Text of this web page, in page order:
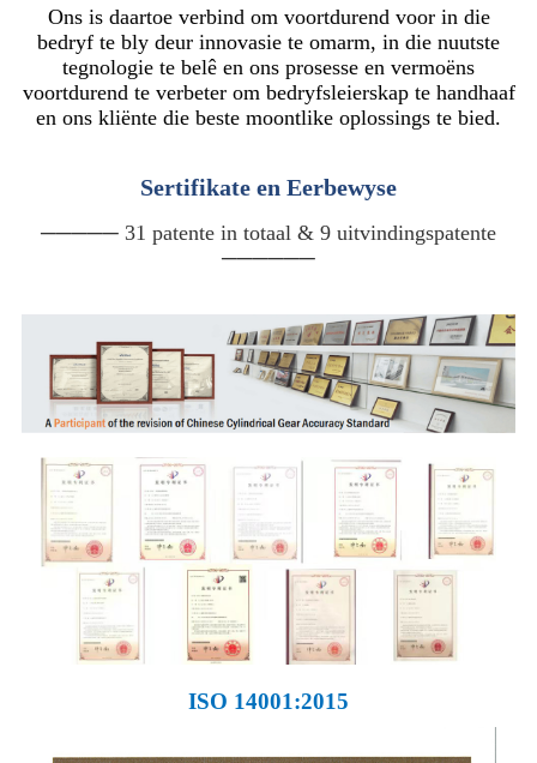
Ons is daartoe verbind om voortdurend voor in die
bedryf te bly deur innovasie te omarm, in die nuutste
tegnologie te belê en ons prosesse en vermoëns
voortdurend te verbeter om bedryfsleierskap te handhaaf
en ons kliënte die beste moontlike oplossings te bied.
Sertifikate en Eerbewyse
───── 31 patente in totaal & 9 uitvindingspatente
──────
ISO 14001:2015